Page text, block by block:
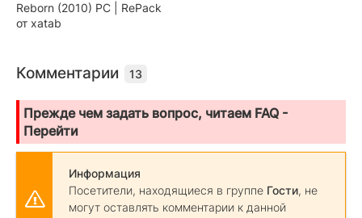
Reborn (2010) PC | RePack
от xatab
Комментарии 13
Прежде чем задать вопрос, читаем FAQ -
Перейти
Информация
Посетители, находящиеся в группе Гости, не
могут оставлять комментарии к данной